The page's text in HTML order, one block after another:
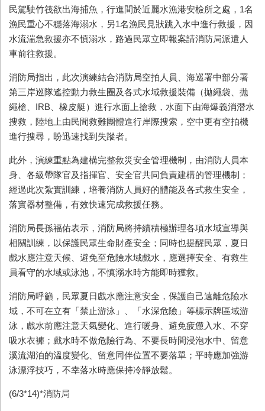
民駕駛竹筏欲出海捕魚，行進間於近麗水漁港安檢所之處， 1名
漁民重心不穩落海溺水，另1名漁民見狀跳入水中進行救援，因
水流湍急救援亦不慎溺水，路過民眾立即報案請消防局派遣人
車前往救援。
消防局指出，此次演練結合消防局空拍人員、海巡署中部分署
第三岸巡隊遙控動力救生圈及各式水域救援裝備（拋繩袋、拋
繩槍、 IRB 、橡皮艇）進行水面上搶救，水面下由海爆義消潛水
搜救，陸地上由民間救難團體進行岸際搜索，空中更有空拍機
進行搜尋，盼迅速找到失蹤者。
此外，演練重點為建構完整救災安全管理機制，由消防人員本
身、各級帶隊官及指揮官、安全官共同負責建構的管理機制；
經過此次紮實訓練，培養消防人員好的體能及各式救生安全，
落實器材整備，有效快速完成救援任務。
消防局長孫福佑表示，消防局將持續積極辦理各項水域宣導與
相關訓練，以保護民眾生命財產安全；同時也提醒民眾，夏日
戲水應注意天候、避免至危險水域戲水，應選擇安全、有救生
員看守的水域或泳池，不慎溺水時方能即時獲救。
消防局呼籲，民眾夏日戲水應注意安全，保護自己遠離危險水
域，不可在立有「禁止游泳」、「水深危險」等標示牌區域游
泳，戲水前應注意天氣變化、進行暖身、避免疲憊入水、不穿
吸水衣褲；戲水時不做危險行為、不要長時間浸泡水中、留意
溪流湖泊的溫度變化、留意同伴位置不要落單；平時應加強游
泳漂浮技巧，不幸落水時應保持冷靜放鬆。
(6/3*14)*消防局